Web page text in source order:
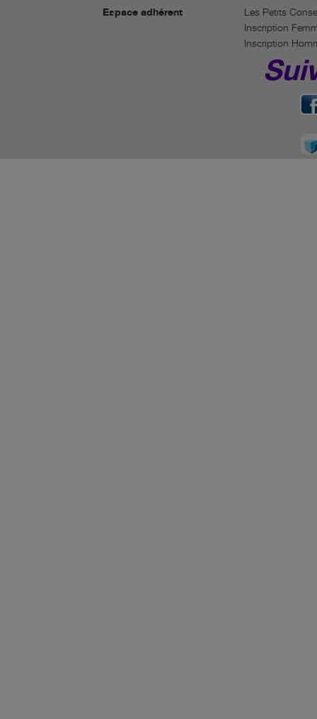
Espace adhérent
Les Petits
Inscription
Inscription